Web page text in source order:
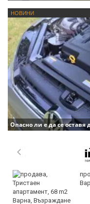
НОВИНИ
Опасно ли е да се оставя